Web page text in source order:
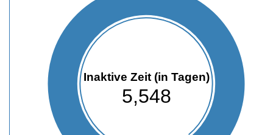
Inaktive Zeit (in Tagen)
5,548